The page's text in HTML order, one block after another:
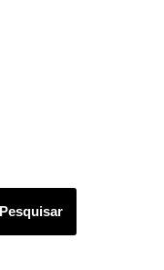
Pesquisar